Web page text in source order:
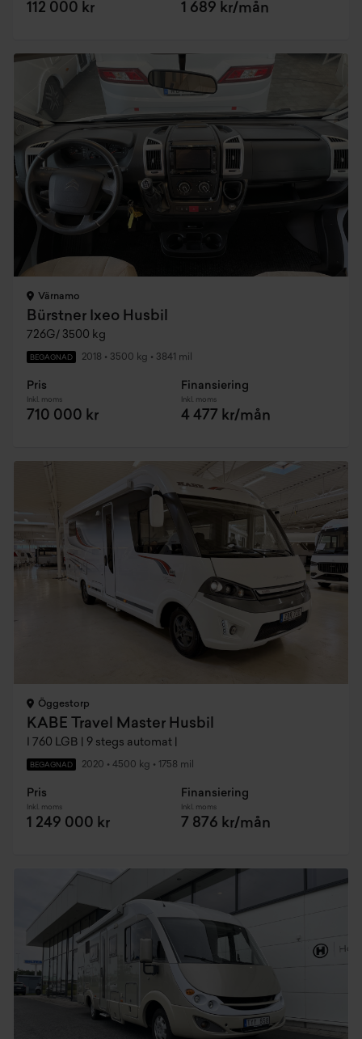
112 000 kr 1 689 kr/mån
Värnamo
Bürstner Ixeo Husbil
726G/ 3500 kg
BEGAGNAD 2018 • 3500 kg • 3841 mil
Pris
Inkl. moms
710 000 kr
Finansiering
Inkl. moms
4 477 kr/mån
Öggestorp
KABE Travel Master Husbil
I 760 LGB | 9 stegs automat |
BEGAGNAD 2020 • 4500 kg • 1758 mil
Pris
Inkl. moms
1 249 000 kr
Finansiering
Inkl. moms
7 876 kr/mån